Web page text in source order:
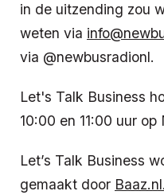
in de uitzending zou
weten via
via @newbusradionl.
Let's Talk Business
10:00 en 11:00 uur
Let’s Talk Business
gemaakt door Baaz.nl.